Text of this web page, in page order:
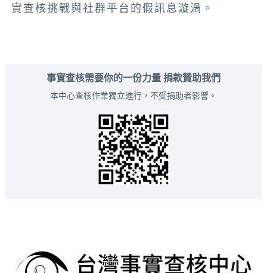
實查核挑戰與社群平台的假訊息漩渦。
事實查核需要你的一份力量 捐款贊助我們
本中心查核作業獨立進行，不受捐助者影響。